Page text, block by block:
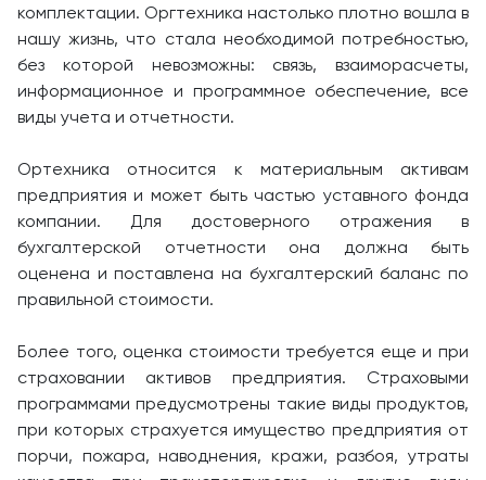
комплектации. Оргтехника настолько плотно вошла в
нашу жизнь, что стала необходимой потребностью,
без которой невозможны: связь, взаиморасчеты,
информационное и программное обеспечение, все
виды учета и отчетности.
Ортехника относится к материальным активам
предприятия и может быть частью уставного фонда
компании. Для достоверного отражения в
бухгалтерской отчетности она должна быть
оценена и поставлена на бухгалтерский баланс по
правильной стоимости.
Более того, оценка стоимости требуется еще и при
страховании активов предприятия. Страховыми
программами предусмотрены такие виды продуктов,
при которых страхуется имущество предприятия от
порчи, пожара, наводнения, кражи, разбоя, утраты